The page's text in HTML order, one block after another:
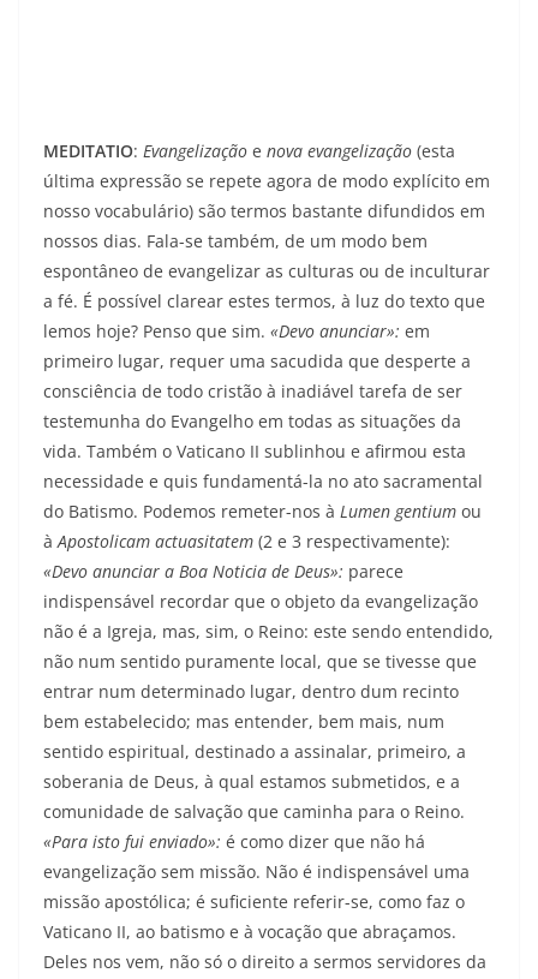
MEDITATIO: Evangelização e nova evangelização (esta
última expressão se repete agora de modo explícito em
nosso vocabulário) são termos bastante difundidos em
nossos dias. Fala-se também, de um modo bem
espontâneo de evangelizar as culturas ou de inculturar
a fé. É possível clarear estes termos, à luz do texto que
lemos hoje? Penso que sim. «Devo anunciar»: em
primeiro lugar, requer uma sacudida que desperte a
consciência de todo cristão à inadiável tarefa de ser
testemunha do Evangelho em todas as situações da
vida. Também o Vaticano II sublinhou e afirmou esta
necessidade e quis fundamentá-la no ato sacramental
do Batismo. Podemos remeter-nos à Lumen gentium ou
àApostolicam actuasitatem (2 e 3 respectivamente):
«Devo anunciar a Boa Noticia de Deus»: parece
indispensável recordar que o objeto da evangelização
não é a Igreja, mas, sim, o Reino: este sendo entendido,
não num sentido puramente local, que se tivesse que
entrar num determinado lugar, dentro dum recinto
bem estabelecido; mas entender, bem mais, num
sentido espiritual, destinado a assinalar, primeiro, a
soberania de Deus, à qual estamos submetidos, e a
comunidade de salvação que caminha para o Reino.
«Para isto fui enviado»: é como dizer que não há
evangelização sem missão. Não é indispensável uma
missão apostólica; é suficiente referir-se, como faz o
Vaticano II, ao batismo e à vocação que abraçamos.
Deles nos vem, não só o direito a sermos servidores da